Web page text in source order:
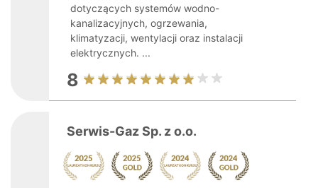
dotyczących systemów wodno-
kanalizacyjnych, ogrzewania,
klimatyzacji, wentylacji oraz instalacji
elektrycznych. ...
8
Serwis-Gaz Sp. z o.o.